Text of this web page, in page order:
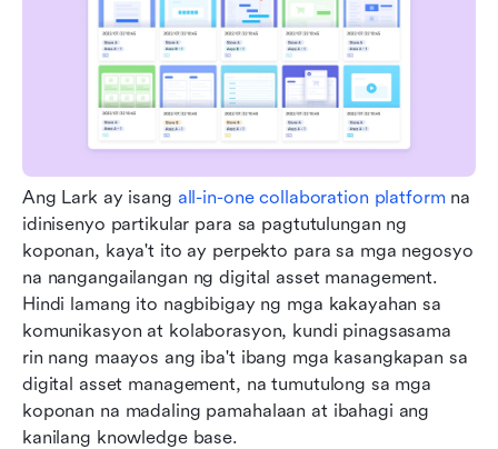
Ang Lark ay isang all-in-one collaboration platform na
idinisenyo partikular para sa pagtutulungan ng
koponan, kaya't ito ay perpekto para sa mga negosyo
na nangangailangan ng digital asset management.
Hindi lamang ito nagbibigay ng mga kakayahan sa
komunikasyon at kolaborasyon, kundi pinagsasama
rin nang maayos ang iba't ibang mga kasangkapan sa
digital asset management, na tumutulong sa mga
koponan na madaling pamahalaan at ibahagi ang
kanilang knowledge base.